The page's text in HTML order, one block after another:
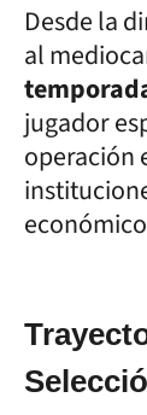
Desde la
al
jugador
operación